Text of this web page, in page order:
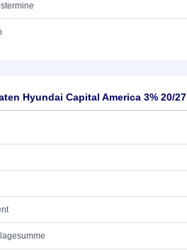
Hyundai Capital America 3% 20/27